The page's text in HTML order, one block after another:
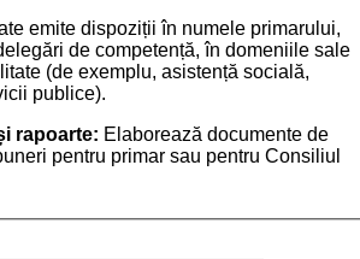
emite dispoziții în numele primarului,
de competență, în domeniile sale
(de exemplu, asistență socială,
publice).
rapoarte: Elaborează documente de
pentru primar sau pentru Consiliul